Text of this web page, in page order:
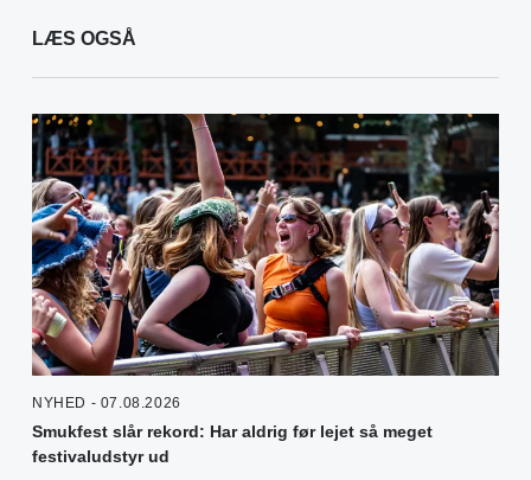
LÆS OGSÅ
NYHED - 07.08.2026
Smukfest slår rekord: Har aldrig før lejet så meget
festivaludstyr ud